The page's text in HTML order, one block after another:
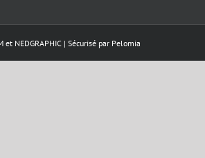
et NEDGRAPHIC | Sécurisé par Pelomia